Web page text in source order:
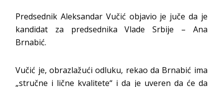
Predsednik Aleksandar Vučić objavio je juče da je
kandidat za predsednika Vlade Srbije – Ana
Brnabić.
Vučić je, obrazlažući odluku, rekao da Brnabić ima
„stručne i lične kvalitete“ i da je uveren da će da